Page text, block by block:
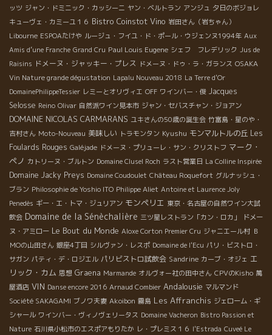
ボニックで醸造。 まっすぐな味わいと、ちょうどいい具合に混ざ
り合っているフルーツとタンニン。ぐったりした時に一杯飲みた
い！ Edithのお気に入り！ Les Grelots＊レ・グルロ2014 グルナ
ッシュ（80％）はタンク熟成、メルローとシラー（各10％づつ）
は樽熟成。 酸味がスッキリとしていて、熟成されたフルーツが口
いっぱいに広がります。 常に一本家に保管しておきたい！ Suck a
Rock＊サック・ア・ロック2014 マセラシオン・カルボニック
後、9ヶ月間樽で熟成されたメルロー。 『メルローが苦手な人で
も、飲みやすく、渋みがなくフルーティなワインを造りたかった
んだ。』 ゆっくり丁寧に圧搾されたブドウからは甘みがたっぷり
絞り出されていて、樽熟成がより複雑感と滑らかさを与えていま
す。 あともう少し時間が経ったらパワーアップしているはず！
Raffut＊ラフュ2014 シラー100% ：2/3はマセラシオン・カル
ボニック ＋ 1/3はエグラパージュ プレス機に掛けるときにア
センブラージュ。 一言でいうと、上品！！ 北ローヌのシラーを飲
んでいるかのような繊細さ！カカオやスパイス、スミレの花な
ど、様々な香りが混ざり合って深い。ピュアで酸味もしっかりと
しているので、今飲んでも楽しめますし、2－3年後に飲むのもあ
りかも！ 今日試飲したワイン、生産者の皆さんも、日本のお客さ
んが味わえることを楽しみにしています！！ 待っていてください
ね～！ Restaurant Clown […]
ッツ ジャン・ドミニック・カッシーニ ヤン・ベルトラン アンジュ 夕日のボジョレ
キューヴェ・カミーユ１６ Bistro Coinstot Vino 岩田さん（岩ちゃん）
Libourne ESPOAたけや ルージュ・フイユ・ド・ポール・ウジェンヌ1994年 Aux
Amis d’une Franche Grand Cru Paul Louis Eugene シェフ フレデリック Jus de
Raisins ドメーヌ・ジャッキー・プレス ドメーヌ・ドゥ・ラ・ガランス OSAKA
Vin Nature grande dégustation Lapalu Nouveau 2018 La Terre d'Or
DomainePhilippeTessier レミーとオリヴィエ OFF ワインバー・俊 Jacques
Selosse Reino Olivar 自然派ワイン見本市 ジャン・セバスチャン・ジョアン
DOMAINE NICOLAS CARMARANS ユキさんの50歳の誕生会 竹富島・星のや・
吉村さん Moto-Nouveau 美味しい トラモンタン Kyushu モンマルトルの丘 Les
Foulards Rouges Galéjade ドメーヌ・プリューレ・サン・クリストフ マーク・
ペノ カトリーヌ・ブルトン Domaine Clusel Roch ラスト営業日 La Colline Inspirée
Domaine Jacky Preys Domaine Coudoulet Château Roquefort グルナッシュ・
ブラン Philosophie de Yoshio ITO Philippe Aliet Antoine et Laurence Joly
Penedès ギー・エ・トマ・ジュリアン モンペリエ 東京・名古屋の自然ワイン大試
飲会 Domaine de la Sénèchalière 三ツ星レストラン「カン・ロカ」
ドメー
ヌ・アミロー Le Bout du Monde Aloxe Corton Premier Cru ジャニエール村 Ｂ
ＭОの山田さん 銀座4丁目 シルヴァン・レスポ Domaine de l'Ecu パリ・ビストロ・
サガン パティ・デ・ロジエル パリビストロ試飲会 Sandrine カーブ・オジェ エ
リック・カム 思想 Graena Marmande オルヴォー社の田中さん CPVのKisho 萬
屋酒店 VIN Danse encore 2016 Arnaud Combier Andalousie マルマンド
Société SAKAGAMI ブノワ夫妻 Akoibon 霧島 Les Affranchis ジェローム・ギ
シャール ワインバー・ヴィノヴェリータス Domaine Vacheron Bistro Passion et
Nature 石川県小松市のエスポアもりたか レ・プレミス１６ l'Estrada Cuveé Le